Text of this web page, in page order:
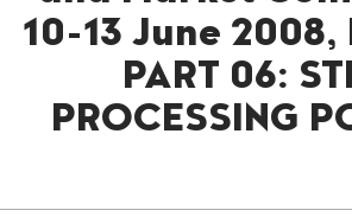
10-13 June
PART 06:
PROCESSING